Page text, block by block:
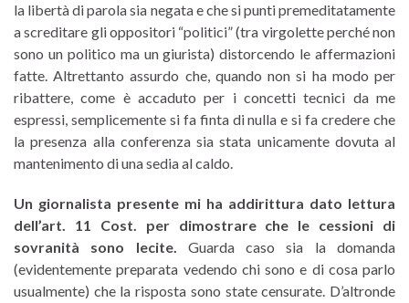
la libertà di parola sia negata e che si punti premeditatamente
a screditare gli oppositori “politici” (tra virgolette perché non
sono un politico ma un giurista) distorcendo le affermazioni
fatte. Altrettanto assurdo che, quando non si ha modo per
ribattere, come è accaduto per i concetti tecnici da me
espressi, semplicemente si fa finta di nulla e si fa credere che
la presenza alla conferenza sia stata unicamente dovuta al
mantenimento di una sedia al caldo.
Un giornalista presente mi ha addirittura dato lettura
dell’art. 11 Cost. per dimostrare che le cessioni di
sovranità sono lecite. Guarda caso sia la domanda
(evidentemente preparata vedendo chi sono e di cosa parlo
usualmente) che la risposta sono state censurate. D’altronde